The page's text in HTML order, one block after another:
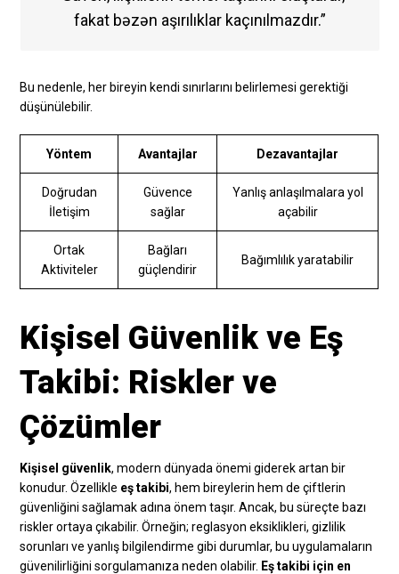
fakat bəzən aşırılıklar kaçınılmazdır.”
Bu nedenle, her bireyin kendi sınırlarını belirlemesi gerektiği
düşünülebilir.
Yöntem Avantajlar Dezavantajlar
Doğrudan
İletişim
Güvence
sağlar
Yanlış anlaşılmalara yol
açabilir
Ortak
Aktiviteler
Bağları
güçlendirir
Bağımlılık yaratabilir
Kişisel Güvenlik ve Eş
Takibi: Riskler ve
Çözümler
Kişisel güvenlik, modern dünyada önemi giderek artan bir
konudur. Özellikle eş takibi, hem bireylerin hem de çiftlerin
güvenliğini sağlamak adına önem taşır. Ancak, bu süreçte bazı
riskler ortaya çıkabilir. Örneğin; reglasyon eksiklikleri, gizlilik
sorunları ve yanlış bilgilendirme gibi durumlar, bu uygulamaların
güvenilirliğini sorgulamanıza neden olabilir. Eş takibi için en